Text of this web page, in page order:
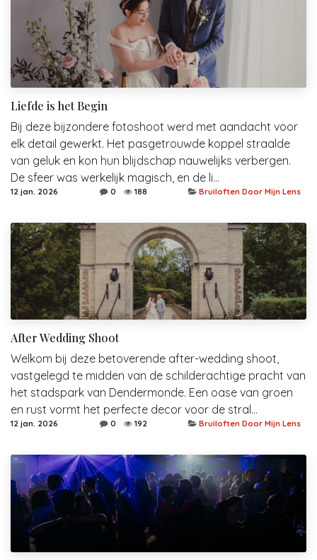
Liefde is het Begin
Bij deze bijzondere fotoshoot werd met aandacht voor
elk detail gewerkt. Het pasgetrouwde koppel straalde
van geluk en kon hun blijdschap nauwelijks verbergen.
De sfeer was werkelijk magisch, en de li...
12 jan. 2026 0 188 Bruiloften Door Mijn Lens
After Wedding Shoot
Welkom bij deze betoverende after-wedding shoot,
vastgelegd te midden van de schilderachtige pracht van
het stadspark van Dendermonde. Een oase van groen
en rust vormt het perfecte decor voor de stral...
12 jan. 2026 0 192 Bruiloften Door Mijn Lens